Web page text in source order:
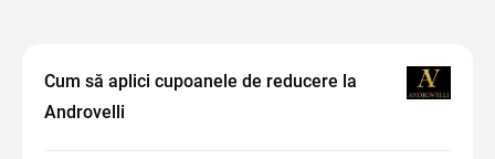
Cum să aplici cupoanele de reducere la
Androvelli